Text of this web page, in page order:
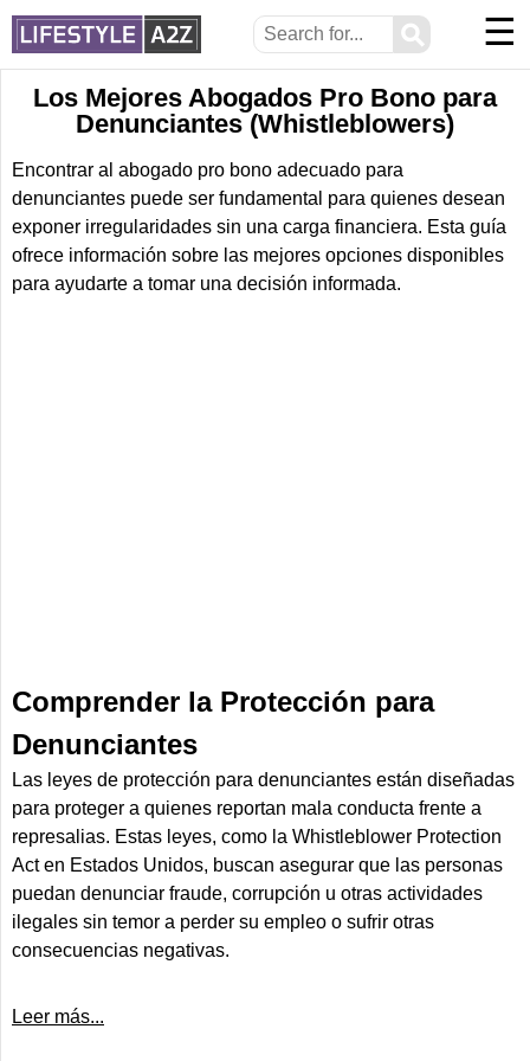
⚲ ☰
Los Mejores Abogados Pro Bono para
Denunciantes (Whistleblowers)
Encontrar al abogado pro bono adecuado para
denunciantes puede ser fundamental para quienes desean
exponer irregularidades sin una carga financiera. Esta guía
ofrece información sobre las mejores opciones disponibles
para ayudarte a tomar una decisión informada.
Comprender la Protección para
Denunciantes
Las leyes de protección para denunciantes están diseñadas
para proteger a quienes reportan mala conducta frente a
represalias. Estas leyes, como la Whistleblower Protection
Act en Estados Unidos, buscan asegurar que las personas
puedan denunciar fraude, corrupción u otras actividades
ilegales sin temor a perder su empleo o sufrir otras
consecuencias negativas.
Leer más...